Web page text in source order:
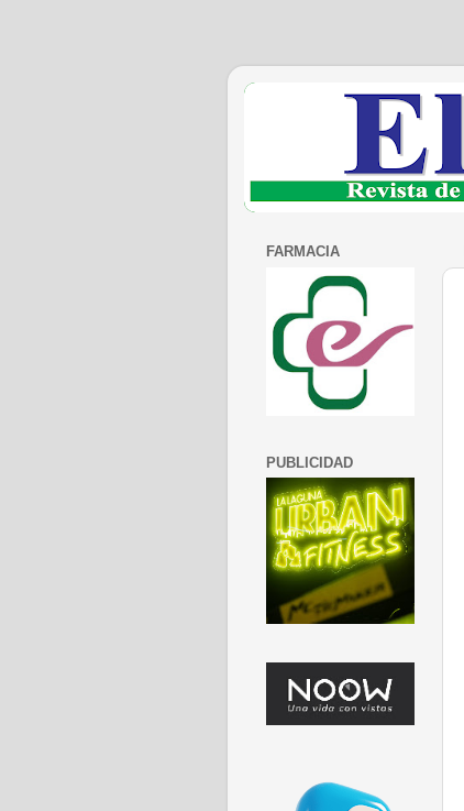
FARMACIA
PUBLICIDAD